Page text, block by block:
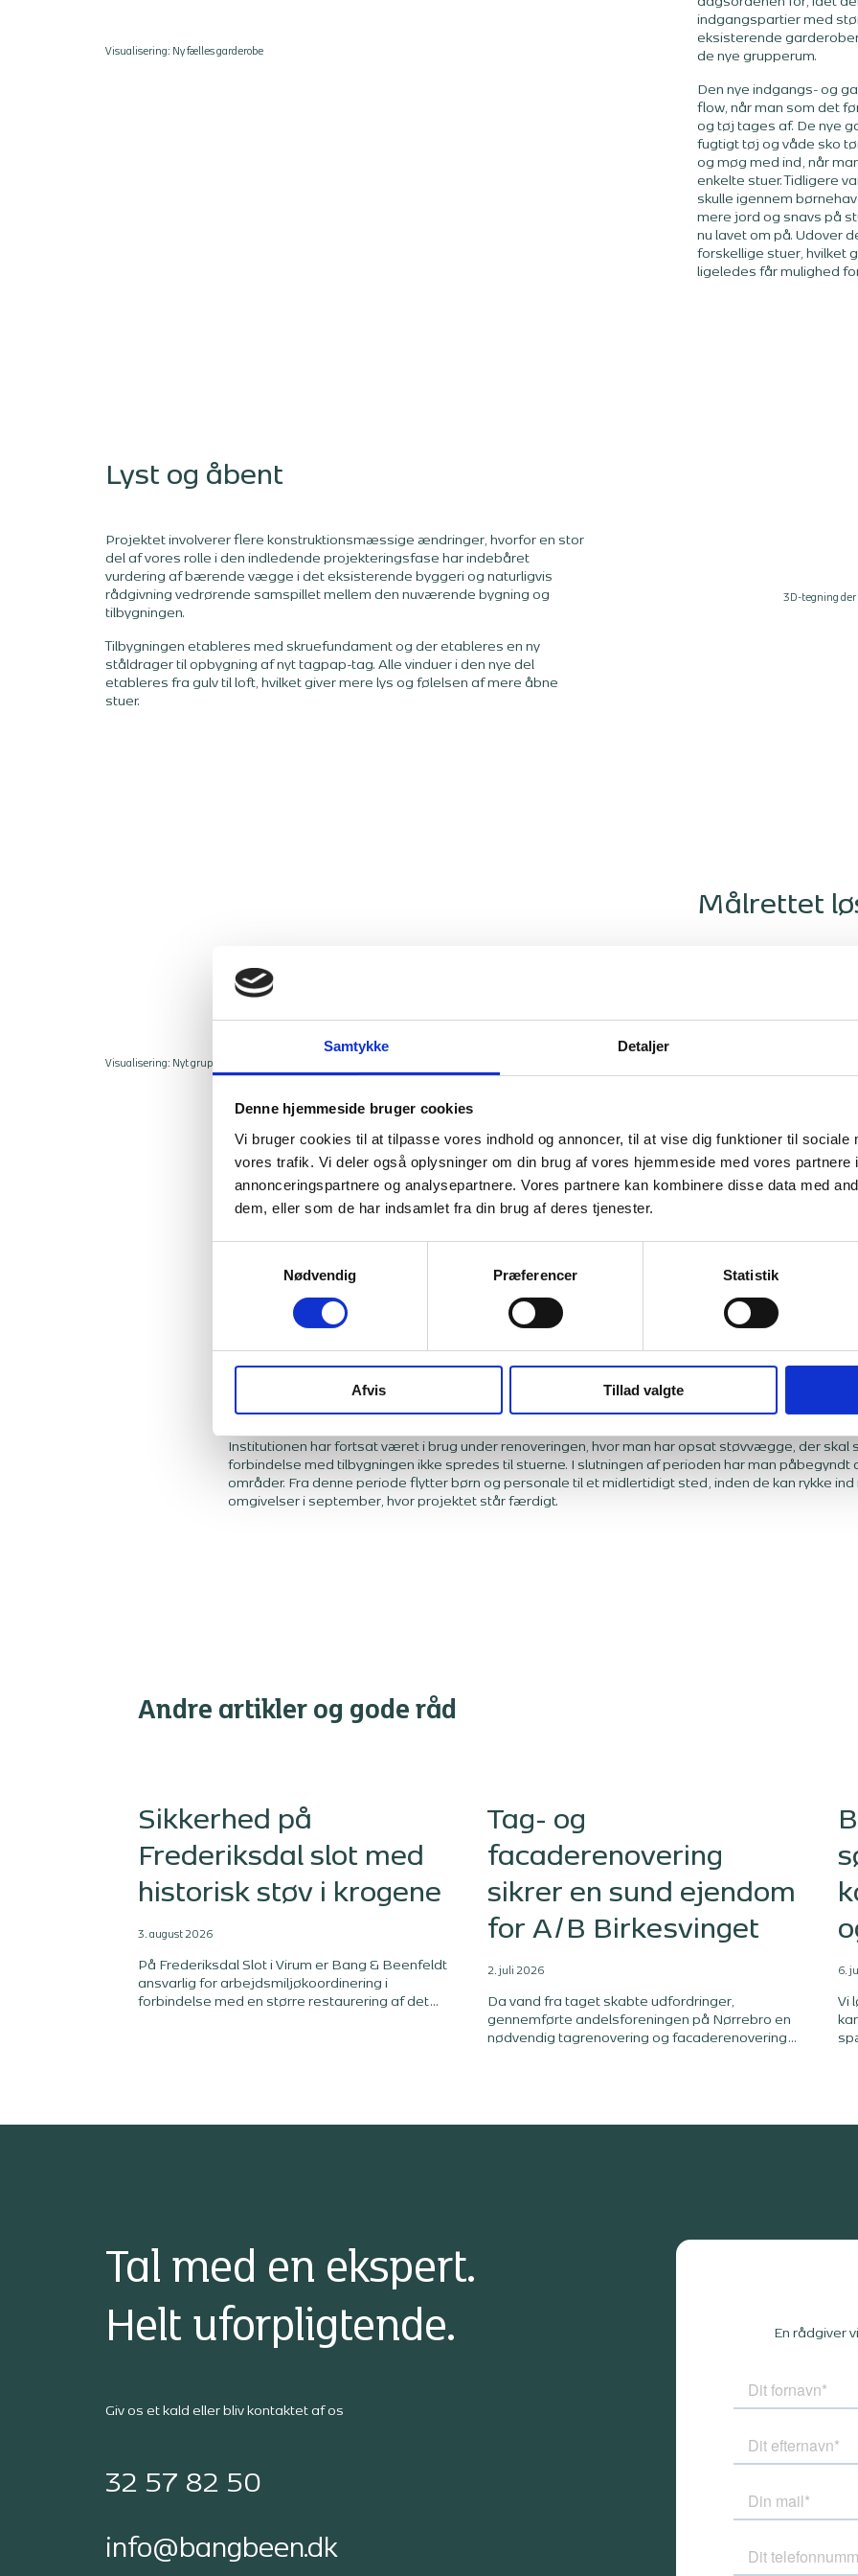
Samtykke Detaljer
Denne hjemmeside bruger cookies
Vi bruger cookies til at tilpasse vores indhold og annoncer, til at vise dig funktioner til sociale
vores trafik. Vi deler også oplysninger om din brug af vores hjemmeside med vores partnere
annonceringspartnere og analysepartnere. Vores partnere kan kombinere disse data med
dem, eller som de har indsamlet fra din brug af deres tjenester.
Nødvendig
Præferencer Statistik
Afvis Tillad valgte
indgangspartier med
eksisterende
de nye grupperum.
Den nye indgangs- og
flow, når man som det
og tøj tages af. De nye
fugtigt tøj og våde sko
og møg med ind, når
enkelte stuer. Tidligere
skulle igennem
mere jord og snavs på
nu lavet om på. Udover
forskellige stuer, hvilket
ligeledes får mulighed
Visualisering: Ny fælles garderobe
Lyst og åbent
Projektet involverer flere konstruktionsmæssige ændringer, hvorfor en stor
del af vores rolle i den indledende projekteringsfase har indebåret
vurdering af bærende vægge i det eksisterende byggeri og naturligvis
rådgivning vedrørende samspillet mellem den nuværende bygning og
tilbygningen.
Tilbygningen etableres med skruefundament og der etableres en ny
ståldrager til opbygning af nyt tagpap-tag. Alle vinduer i den nye del
etableres fra gulv til loft, hvilket giver mere lys og følelsen af mere åbne
stuer.
3D-tegning der
Målrettet
Foruden den nye
eksisterende. En ny
etableres nye
store dele af den nye
I den nye tilbygning
centralt i bygningen, og
løsning, hvor der øverst
væggen fra de
mulighed for at holde
De to toiletkerner
armaturer, som sikrer,
Visualisering: Nyt grupperum med tekøkken
Børnehaven er delvist i brug under renoveringen
Institutionen har fortsat været i brug under renoveringen, hvor man har opsat støvvægge, der skal
forbindelse med tilbygningen ikke spredes til stuerne. I slutningen af perioden har man
områder. Fra denne periode flytter børn og personale til et midlertidigt sted, inden de kan rykke
omgivelser i september, hvor projektet står færdigt.
Andre artikler og gode råd
Sikkerhed på
Frederiksdal slot med
historisk støv i krogene
3. august 2026
På Frederiksdal Slot i Virum er Bang & Beenfeldt
ansvarlig for arbejdsmiljøkoordinering i
forbindelse med en større restaurering af det
Tag- og
facaderenovering
sikrer en sund ejendom
for A/B Birkesvinget
2. juli 2026
Da vand fra taget skabte udfordringer,
gennemførte andelsforeningen på Nørrebro en
nødvendig tagrenovering og facaderenovering.
6.
Vi
Tal med en ekspert.
Helt uforpligtende.
Giv os et kald eller bliv kontaktet af os
32 57 82 50
info@bangbeen.dk
En rådgiver